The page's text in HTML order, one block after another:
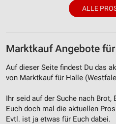
ALLE
Marktkauf Angebote
Auf dieser Seite findest Du das
von Marktkauf für Halle
Ihr seid auf der Suche nach
Euch doch mal die aktuellen
Evtl. ist ja etwas für Euch dabei.